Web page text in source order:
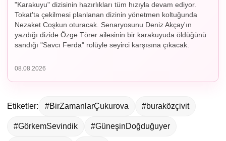
"Karakuyu" dizisinin hazırlıkları tüm hızıyla devam ediyor.
Tokat'ta çekilmesi planlanan dizinin yönetmen koltuğunda
Nezaket Coşkun oturacak. Senaryosunu Deniz Akçay'ın
yazdığı dizide Özge Törer ailesinin bir karakuyuda öldüğünü
sandığı "Savcı Ferda" rolüyle seyirci karşısına çıkacak.
08.08.2026
Etiketler: #BirZamanlarÇukurova #buraközçivit
#GörkemSevindik #GüneşinDoğduğuyer